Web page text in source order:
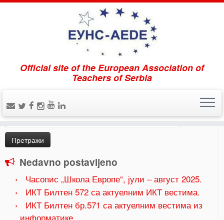
Official site of the European Association of
Teachers of Serbia
Home » Uncategorized » „Амбасадори Европе 2023“,
ученице Шесте београдске гимназије…
Pretraži
Претрага
за:
Nedavno postavljeno
Часопис „Школа Европе“, јули – август 2025.
ИКТ Билтен 572 са актуелним ИКТ вестима.
ИКТ Билтен бр.571 са актуелним вестима из
информатике